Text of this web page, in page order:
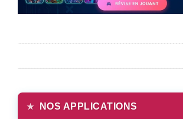
NOS APPLICATIONS